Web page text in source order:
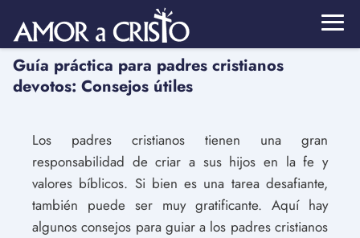
Guía práctica para padres cristianos
devotos: Consejos útiles
Los padres cristianos tienen una gran
responsabilidad de criar a sus hijos en la fe y
valores bíblicos. Si bien es una tarea desafiante,
también puede ser muy gratificante. Aquí hay
algunos consejos para guiar a los padres cristianos